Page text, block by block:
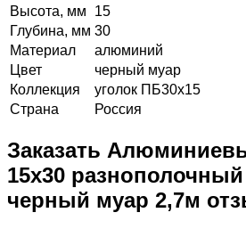
Высота, мм
15
Глубина, мм 30
Материал
алюминий
Цвет
черный муар
Коллекция
уголок ПБ30х15
Страна
Россия
Заказать
15х30
черный муар 2,7м